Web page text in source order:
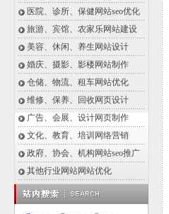
医院、诊所、保健网站seo优化
旅游、宾馆、农家乐网站建设
美容、休闲、养生网站设计
婚庆、摄影、影楼网站制作
仓储、物流、租车网站优化
维修、保养、回收网页设计
广告、会展、设计网页制作
文化、教育、培训网络营销
政府、协会、机构网站seo推广
其他行业网站网站优化